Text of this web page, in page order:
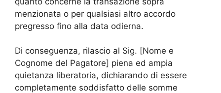
menzionata o per qualsiasi altro accordo
pregresso fino alla data odierna.
Di conseguenza, rilascio al Sig. [Nome e
Cognome del Pagatore] piena ed ampia
quietanza liberatoria, dichiarando di essere
completamente soddisfatto delle somme